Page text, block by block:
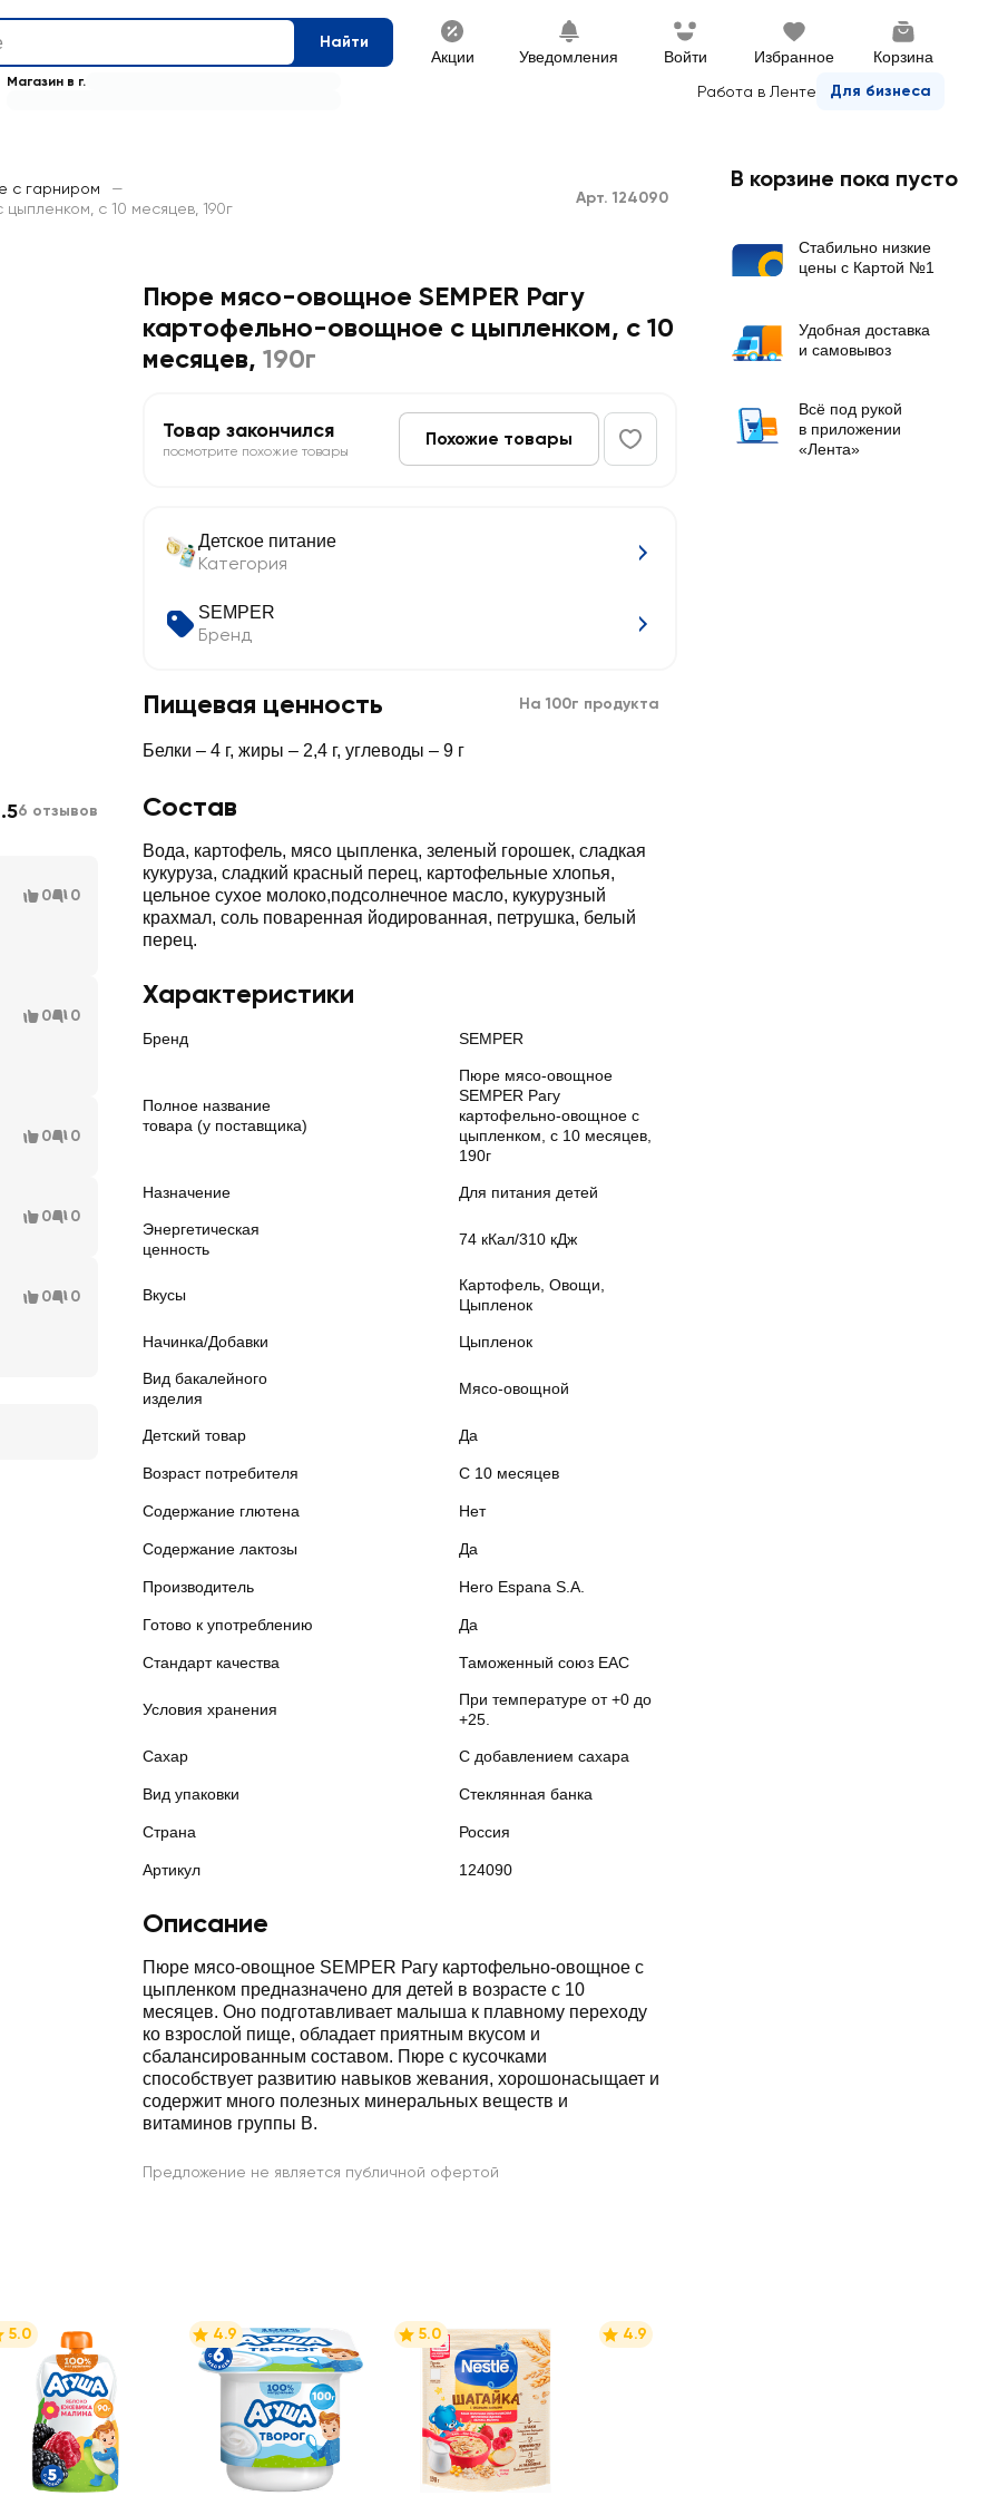
Найти
Акции Уведомления Войти Избранное
Корзина
Работа в Ленте
Для бизнеса
Магазин в г.
с гарниром
—
с 10 месяцев, 190г
Арт. 124090
Пюре мясо-овощное SEMPER Рагу
картофельно-овощное с цыпленком, с 10
месяцев, 190г
Товар закончился
посмотрите похожие товары
Похожие товары
Детское питание
Категория
SEMPER
Бренд
Пищевая ценность На 100г продукта
Белки – 4 г, жиры – 2,4 г, углеводы – 9 г
Состав
Вода, картофель, мясо цыпленка, зеленый горошек, сладкая
кукуруза, сладкий красный перец, картофельные хлопья,
цельное сухое молоко,подсолнечное масло, кукурузный
крахмал, соль поваренная йодированная, петрушка, белый
перец.
Характеристики
Бренд SEMPER
Полное название
товара (у поставщика)
Пюре мясо-овощное
SEMPER Рагу
картофельно-овощное с
цыпленком, с 10 месяцев,
190г
Назначение Для питания детей
Энергетическая
ценность
74 кКал/310 кДж
Вкусы
Картофель, Овощи,
Цыпленок
Начинка/Добавки Цыпленок
Вид бакалейного
изделия
Мясо-овощной
Детский товар Да
Возраст потребителя С 10 месяцев
Содержание глютена Нет
Содержание лактозы Да
Производитель Hero Espana S.A.
Готово к употреблению Да
Стандарт качества Таможенный союз EAC
Условия хранения
При температуре от +0 до
+25.
Сахар С добавлением сахара
Вид упаковки Стеклянная банка
Страна Россия
Артикул 124090
Описание
Пюре мясо-овощное SEMPER Рагу картофельно-овощное с
цыпленком предназначено для детей в возрасте с 10
месяцев. Оно подготавливает малыша к плавному переходу
ко взрослой пище, обладает приятным вкусом и
сбалансированным составом. Пюре с кусочками
способствует развитию навыков жевания, хорошонасыщает и
содержит много полезных минеральных веществ и
витаминов группы В.
Предложение не является публичной офертой
6 отзывов
0 0
0 0
0 0
0 0
0 0
5.0 4.9 5.0 4.9
В корзине пока пусто
Стабильно низкие
цены с Картой №1
Удобная доставка
и самовывоз
Всё под рукой
в приложении
«Лента»